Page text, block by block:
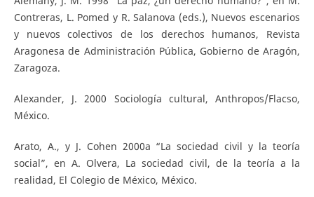
Contreras, L. Pomed y R. Salanova (eds.), Nuevos escenarios
y nuevos colectivos de los derechos humanos, Revista
Aragonesa de Administración Pública, Gobierno de Aragón,
Zaragoza.
Alexander, J. 2000 Sociología cultural, Anthropos/Flacso,
México.
Arato, A., y J. Cohen 2000a “La sociedad civil y la teoría
social”, en A. Olvera, La sociedad civil, de la teoría a la
realidad, El Colegio de México, México.